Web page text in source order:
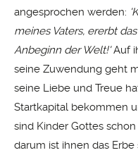
angesprochen werden:
meines Vaters, ererbt
Anbeginn der Welt!'Auf
seine Zuwendung geht
seine Liebe und Treue
Startkapital bekommen
sind Kinder Gottes
darum ist ihnen das